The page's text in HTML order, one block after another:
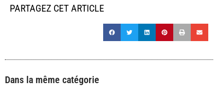
PARTAGEZ CET ARTICLE
Dans la même catégorie